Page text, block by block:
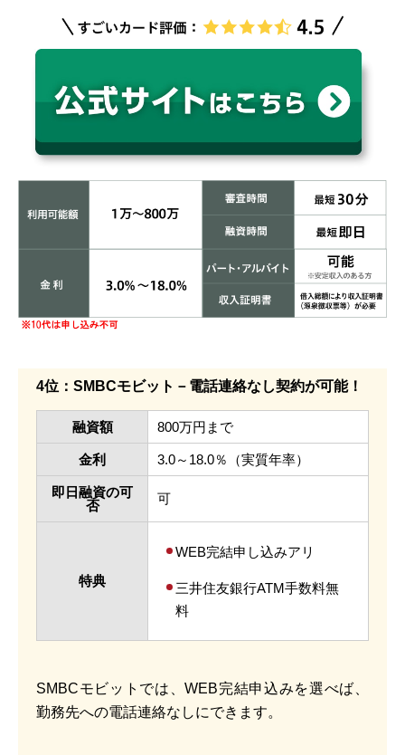
4位：SMBCモビット－電話連絡なし契約が可能！
融資額 800万円まで
金利 3.0～18.0％（実質年率）
即日融資の可
否
可
特典
WEB完結申し込みアリ
三井住友銀行ATM手数料無
料
SMBCモビットでは、WEB完結申込みを選べば、
勤務先への電話連絡なしにできます。